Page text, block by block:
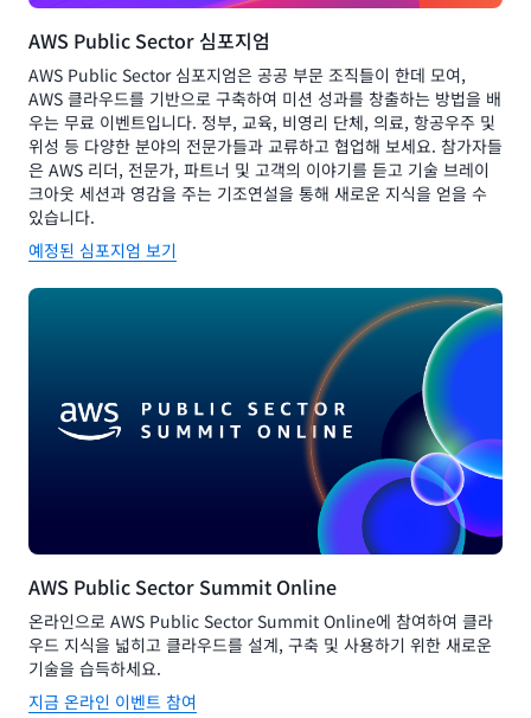
AWS Public Sector 심포지엄
AWS Public Sector 심포지엄은 공공 부문 조직들이 한데 모여,
AWS 클라우드를 기반으로 구축하여 미션 성과를 창출하는 방법을 배
우는 무료 이벤트입니다. 정부, 교육, 비영리 단체, 의료, 항공우주 및
위성 등 다양한 분야의 전문가들과 교류하고 협업해 보세요. 참가자들
은 AWS 리더, 전문가, 파트너 및 고객의 이야기를 듣고 기술 브레이
크아웃 세션과 영감을 주는 기조연설을 통해 새로운 지식을 얻을 수
있습니다.
예정된 심포지엄 보기
AWS Public Sector Summit Online
온라인으로 AWS Public Sector Summit Online에 참여하여 클라
우드 지식을 넓히고 클라우드를 설계, 구축 및 사용하기 위한 새로운
기술을 습득하세요.
지금 온라인 이벤트 참여